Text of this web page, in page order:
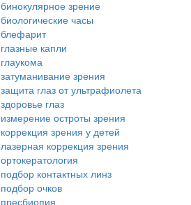
бинокулярное зрение
биологические часы
блефарит
глазные капли
глаукома
затуманивание зрения
защита глаз от ультрафиолета
здоровье глаз
измерение остроты зрения
коррекция зрения у детей
лазерная коррекция зрения
ортокератология
подбор контактных линз
подбор очков
пресбиопия